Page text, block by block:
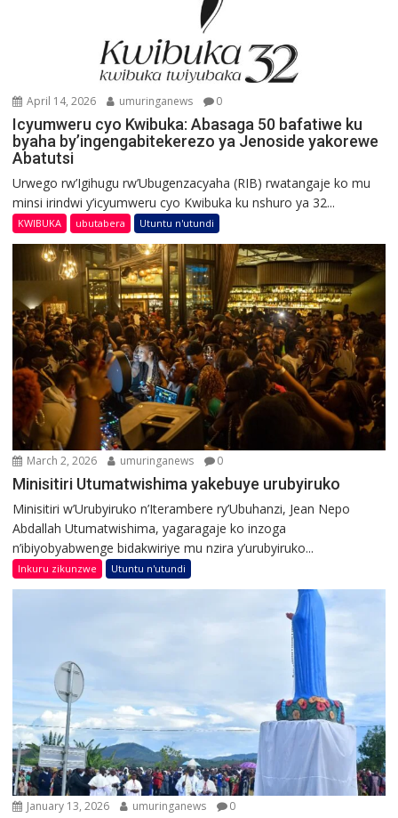
April 14, 2026 umuringanews 0
Icyumweru cyo Kwibuka: Abasaga 50 bafatiwe ku
byaha by’ingengabitekerezo ya Jenoside yakorewe
Abatutsi
Urwego rw’Igihugu rw’Ubugenzacyaha (RIB) rwatangaje ko mu
minsi irindwi y’icyumweru cyo Kwibuka ku nshuro ya 32...
KWIBUKA ubutabera Utuntu n'utundi
March 2, 2026 umuringanews 0
Minisitiri Utumatwishima yakebuye urubyiruko
Minisitiri w’Urubyiruko n’Iterambere ry’Ubuhanzi, Jean Nepo
Abdallah Utumatwishima, yagaragaje ko inzoga
n’ibiyobyabwenge bidakwiriye mu nzira y’urubyiruko...
Inkuru zikunzwe Utuntu n'utundi
January 13, 2026 umuringanews 0